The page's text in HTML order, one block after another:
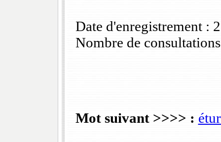
Date d'enregistrement :
Nombre de
Mot suivant >>>> :